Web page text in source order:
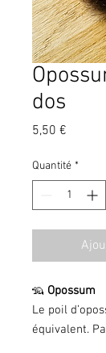
dos
5,50 €
Quantité *
🦡 Opossum
Le poil
équivalent.